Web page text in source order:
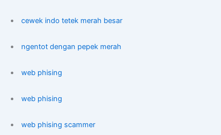
cewek indo tetek merah besar
ngentot dengan pepek merah
web phising
web phising
web phising scammer